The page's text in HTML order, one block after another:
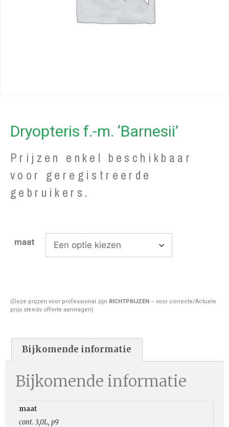
Dryopteris f.-m. ‘Barnesii’
Prijzen enkel beschikbaar
voor geregistreerde
gebruikers.
maat
(Deze prijzen voor professional zijn RICHTPRIJZEN – voor correcte/Actuele
prijs steeds offerte aanvragen)
Bijkomende informatie
Bijkomende informatie
maat
cont. 3,0L, p9